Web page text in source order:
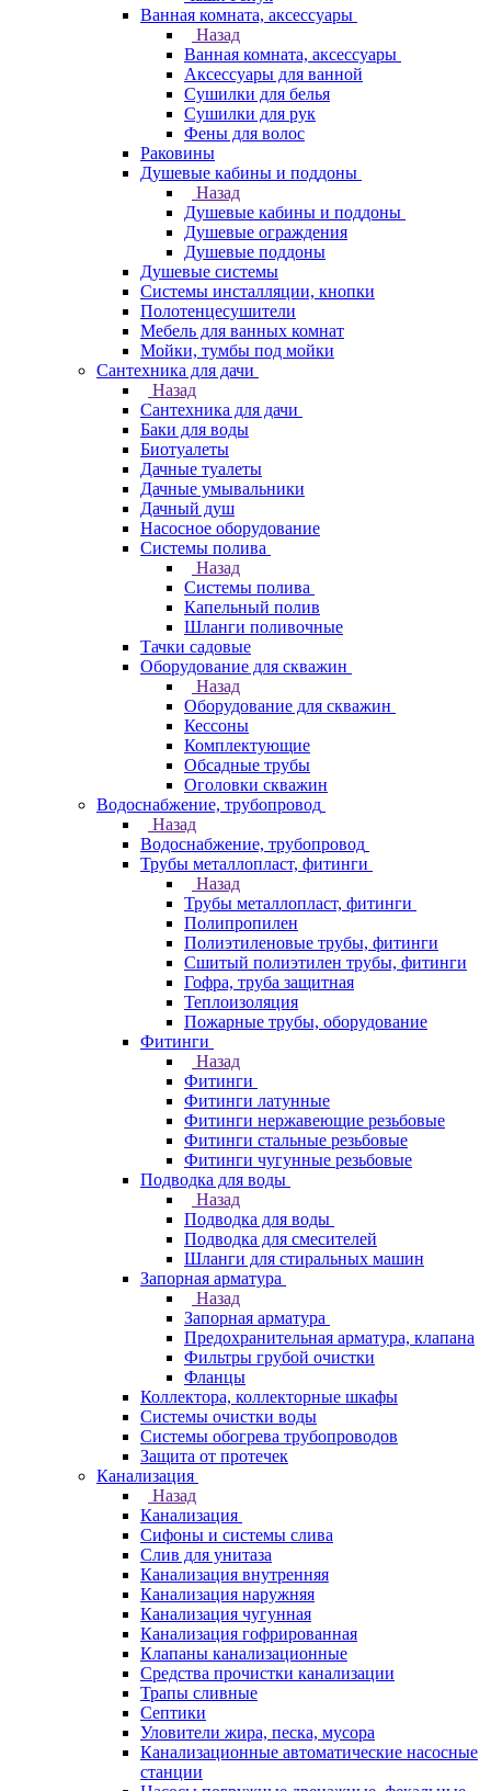
Ванная комната, аксессуары
Назад
Ванная комната, аксессуары
Аксессуары для ванной
Сушилки для белья
Сушилки для рук
Фены для волос
Раковины
Душевые кабины и поддоны
Назад
Душевые кабины и поддоны
Душевые ограждения
Душевые поддоны
Душевые системы
Системы инсталляции, кнопки
Полотенцесушители
Мебель для ванных комнат
Мойки, тумбы под мойки
Сантехника для дачи
Назад
Сантехника для дачи
Баки для воды
Биотуалеты
Дачные туалеты
Дачные умывальники
Дачный душ
Насосное оборудование
Системы полива
Назад
Системы полива
Капельный полив
Шланги поливочные
Тачки садовые
Оборудование для скважин
Назад
Оборудование для скважин
Кессоны
Комплектующие
Обсадные трубы
Оголовки скважин
Водоснабжение, трубопровод
Назад
Водоснабжение, трубопровод
Трубы металлопласт, фитинги
Назад
Трубы металлопласт, фитинги
Полипропилен
Полиэтиленовые трубы, фитинги
Сшитый полиэтилен трубы, фитинги
Гофра, труба защитная
Теплоизоляция
Пожарные трубы, оборудование
Фитинги
Назад
Фитинги
Фитинги латунные
Фитинги нержавеющие резьбовые
Фитинги стальные резьбовые
Фитинги чугунные резьбовые
Подводка для воды
Назад
Подводка для воды
Подводка для смесителей
Шланги для стиральных машин
Запорная арматура
Назад
Запорная арматура
Предохранительная арматура, клапана
Фильтры грубой очистки
Фланцы
Коллектора, коллекторные шкафы
Системы очистки воды
Системы обогрева трубопроводов
Защита от протечек
Канализация
Назад
Канализация
Сифоны и системы слива
Слив для унитаза
Канализация внутренняя
Канализация наружняя
Канализация чугунная
Канализация гофрированная
Клапаны канализационные
Средства прочистки канализации
Трапы сливные
Септики
Уловители жира, песка, мусора
Канализационные автоматические насосные
станции